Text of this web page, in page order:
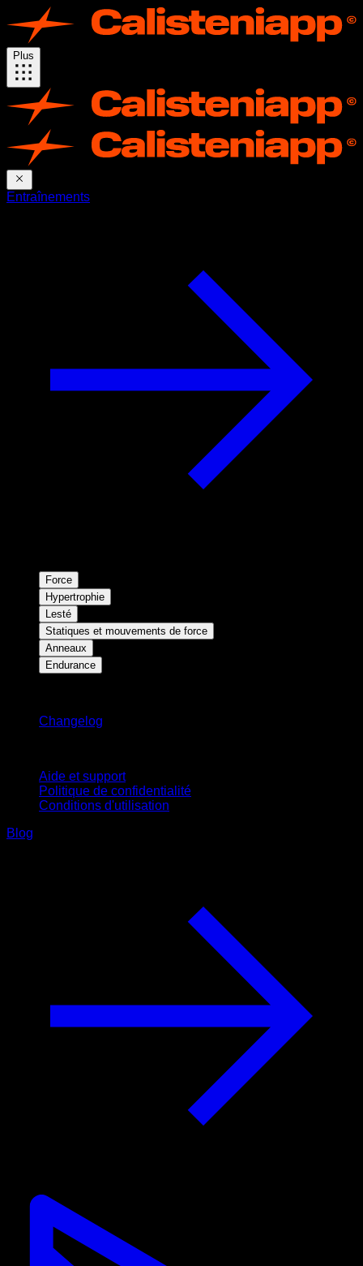
Plus
Entraînements
Force
Hypertrophie
Lesté
Statiques et mouvements de force
Anneaux
Endurance
Changelog
Aide et support
Politique de confidentialité
Conditions d'utilisation
Blog